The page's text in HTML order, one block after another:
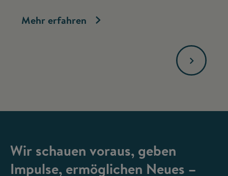
Mehr erfahren
Wir schauen voraus, geben
Impulse, ermöglichen Neues –